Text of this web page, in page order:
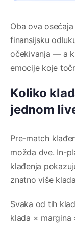
Oba ova
finansijsku
očekivanja — a
emocije koje
Koliko
jednom
Pre-match
možda dve. In-
klađenja
znatno više
Svaka od tih
klada × margina